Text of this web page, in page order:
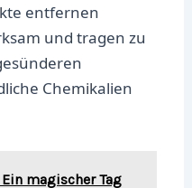
entfernen
und tragen zu
Chemikalien
magischer Tag